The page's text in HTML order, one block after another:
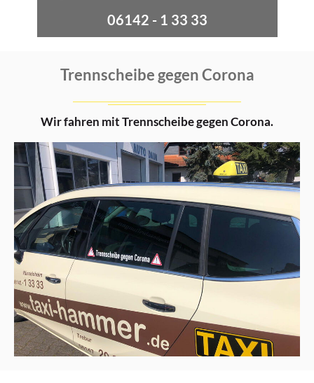
06142 - 1 33 33
Trennscheibe gegen Corona
Wir fahren mit Trennscheibe gegen Corona.